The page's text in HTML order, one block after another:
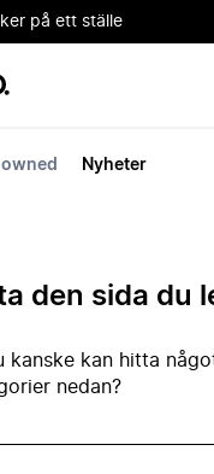
på ett ställe
Nyheter
den sida du
kan hitta
nedan?